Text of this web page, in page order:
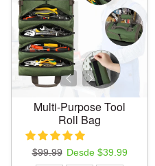
Multi-Purpose Tool
Roll Bag
Precio regular
$99.99 Precio de oferta
Desde $39.99